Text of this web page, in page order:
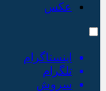
عکس
اینستاگرام
تلگرام
سروش